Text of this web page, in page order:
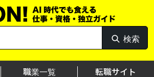
検索
検
索
職業一覧 転職サイト